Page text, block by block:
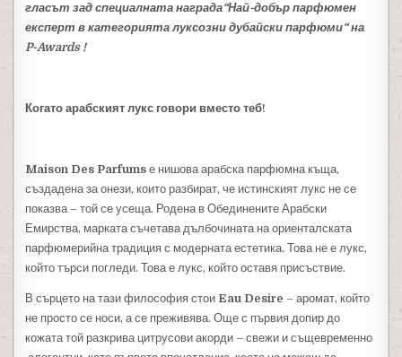
гласът зад специалната награда“Най-добър парфюмен
експерт в категорията луксозни дубайски парфюми“ на
P-Awards !
Когато арабският лукс говори вместо теб!
Maison Des Parfums е нишова арабска парфюмна къща,
създадена за онези, които разбират, че истинският лукс не се
показва – той се усеща. Родена в Обединените Арабски
Емирства, марката съчетава дълбочината на ориенталската
парфюмерийна традиция с модерната естетика. Това не е лукс,
който търси погледи. Това е лукс, който оставя присъствие.
В сърцето на тази философия стоиEau Desire – аромат, който
не просто се носи, а се преживява. Още с първия допир до
кожата той разкрива цитрусови акорди – свежи и същевременно